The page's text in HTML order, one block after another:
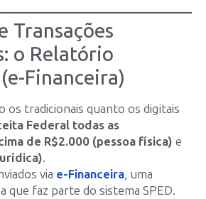
Transações
o Relatório
Financeira)
tradicionais quanto os digitais
Federal todas as
de R$2.000 (pessoa física) e
.
via e-Financeira, uma
que faz parte do sistema SPED.